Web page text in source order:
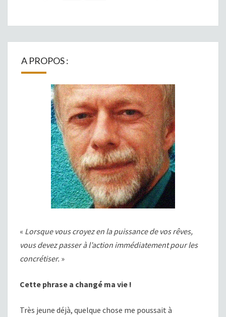
A PROPOS :
« Lorsque vous croyez en la puissance de vos rêves,
vous devez passer à l’action immédiatement pour les
concrétiser. »
Cette phrase a changé ma vie !
Très jeune déjà, quelque chose me poussait à